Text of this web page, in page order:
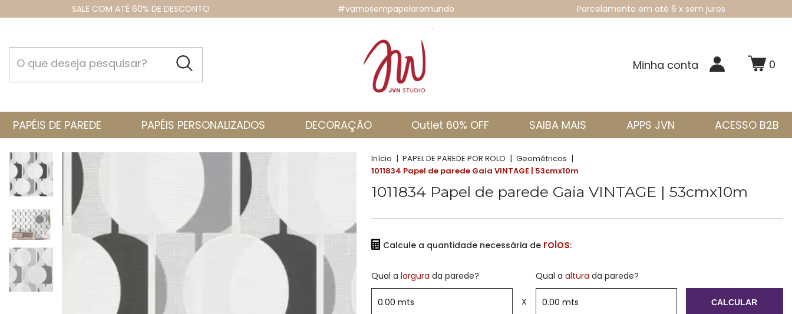
SALE COM ATÉ 60% DE DESCONTO #vamosempapelaromundo Parcelamento em até 6 x sem juros
Minha conta 0
PAPÉIS DE PAREDE PAPÉIS PERSONALIZADOS DECORAÇÃO Outlet 60% OFF SAIBA MAIS APPS JVN ACESSO B2B
Início | PAPEL DE PAREDE POR ROLO | Geométricos |
1011834 Papel de parede Gaia VINTAGE | 53cmx10m
1011834 Papel de parede Gaia VINTAGE | 53cmx10m
Calcule a quantidade necessária de rolos:
Qual a largura da parede?
X
Qual aaltura da parede?
CALCULAR